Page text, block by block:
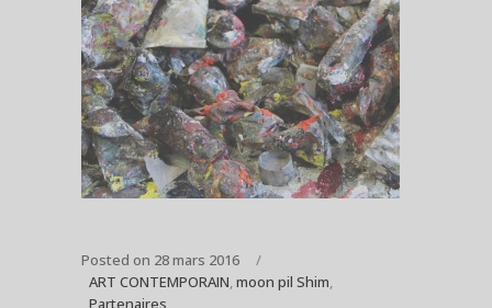
Posted on 28 mars 2016
ART CONTEMPORAIN,moon pil Shim,
Partenaires